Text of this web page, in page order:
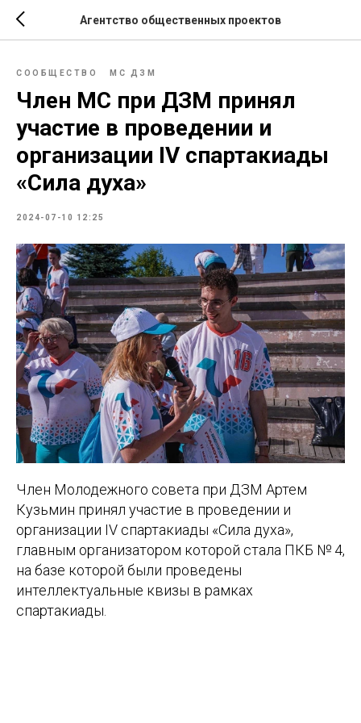
Агентство общественных проектов
СООБЩЕСТВО МС ДЗМ
Член МС при ДЗМ принял
участие в проведении и
организации IV спартакиады
«Сила духа»
2024-07-10 12:25
Член Молодежного совета при ДЗМ Артем
Кузьмин принял участие в проведении и
организации IV спартакиады «Сила духа»,
главным организатором которой стала ПКБ № 4,
на базе которой были проведены
интеллектуальные квизы в рамках
спартакиады.